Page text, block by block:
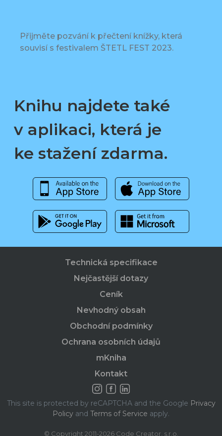
Přijměte pozvání k přečtení knížky, která
souvisí s festivalem ŠTETL FEST 2023.
Knihu najdete také
v aplikaci, která je
ke stažení zdarma.
Technická specifikace
Nejčastější dotazy
Ceník
Nevhodný obsah
Obchodní podmínky
Ochrana osobních údajů
mKniha
Kontakt
This site is protected by reCAPTCHA and the Google Privacy
Policy and Terms of Service apply.
© Copyright 2011-2026 Code Creator, s.r.o.